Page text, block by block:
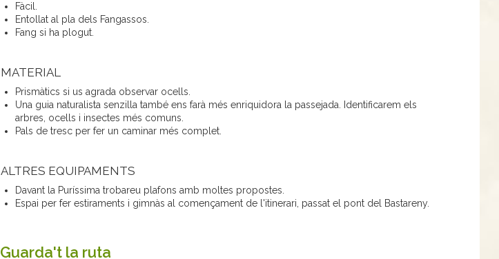
Fàcil.
Entollat al pla dels Fangassos.
Fang si ha plogut.
MATERIAL
Prismàtics si us agrada observar ocells.
Una guia naturalista senzilla també ens farà més enriquidora la passejada. Identificarem els
arbres, ocells i insectes més comuns.
Pals de tresc per fer un caminar més complet.
ALTRES EQUIPAMENTS
Davant la Puríssima trobareu plafons amb moltes propostes.
Espai per fer estiraments i gimnàs al començament de l'itinerari, passat el pont del Bastareny.
Guarda't la ruta